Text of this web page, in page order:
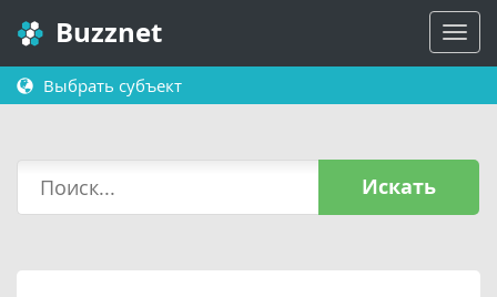
Buzznet
Выбрать субъект
Искать